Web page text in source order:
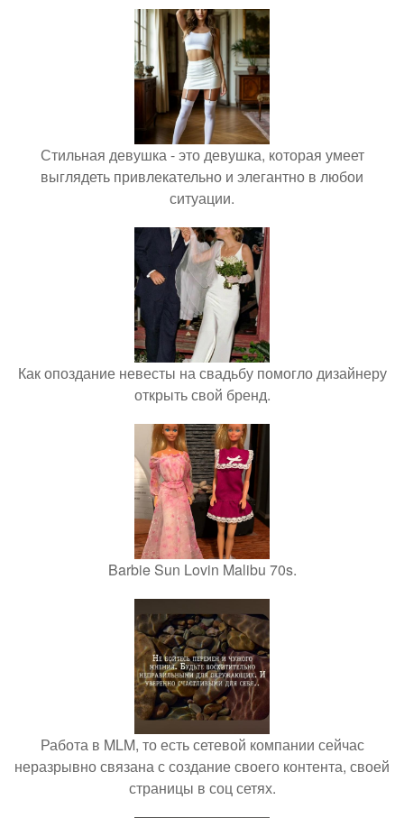
Стильная девушка - это девушка, которая умеет
выглядеть привлекательно и элегантно в любои
ситуации.
Как опоздание невесты на свадьбу помогло дизайнеру
открыть свой бренд.
Barbie Sun Lovin Malibu 70s.
Работа в MLM, то есть сетевой компании сейчас
неразрывно связана с создание своего контента, своей
страницы в соц сетях.